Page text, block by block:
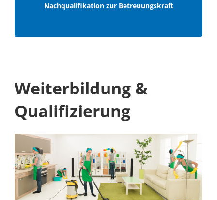
Nachqualifikation zur Betreuungskraft
zur
Weiterbildung &
Qualifizierung